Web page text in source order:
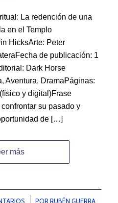
La redención de una
en el Templo
HicksArte: Peter
de publicación: 1
Dark Horse
Aventura, DramaPáginas:
y digital)Frase
su pasado y
de […]
más
PORRUBÉN GUERRA